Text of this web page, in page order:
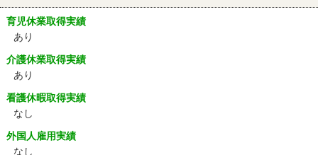
育児休業取得実績
あり
介護休業取得実績
あり
看護休暇取得実績
なし
外国人雇用実績
なし